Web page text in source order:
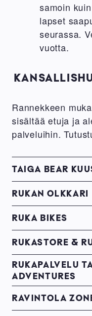
samoin
lapset
seurassa.
vuotta.
Rannekkeen
sisältää etuja ja
palveluihin.
TAIGA BEAR
RUKAN OLKKARI
RUKA BIKES
RUKASTORE &
RUKAPALVELU
ADVENTURES
RAVINTOLA